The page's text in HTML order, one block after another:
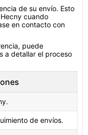
de su envío. Esto
cuando
en contacto con
puede
a detallar el proceso
de envíos.